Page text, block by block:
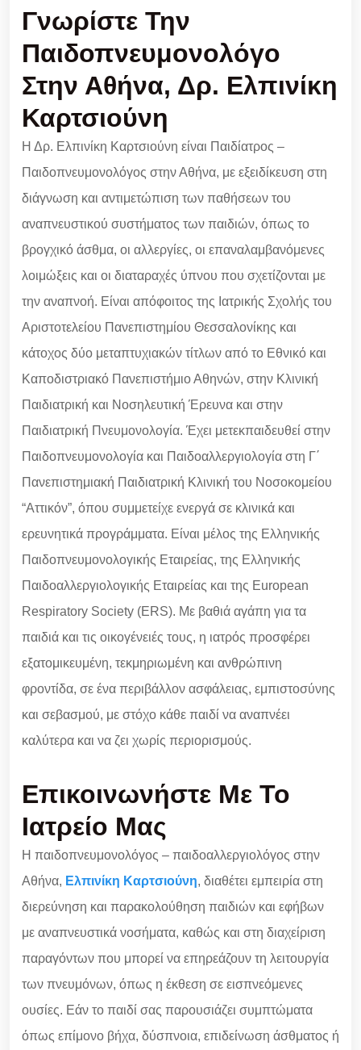
Γνωρίστε Την
Παιδοπνευμονολόγο
Στην Αθήνα, Δρ. Ελπινίκη
Καρτσιούνη
Η Δρ. Ελπινίκη Καρτσιούνη είναι Παιδίατρος –
Παιδοπνευμονολόγος στην Αθήνα, με εξειδίκευση στη
διάγνωση και αντιμετώπιση των παθήσεων του
αναπνευστικού συστήματος των παιδιών, όπως το
βρογχικό άσθμα, οι αλλεργίες, οι επαναλαμβανόμενες
λοιμώξεις και οι διαταραχές ύπνου που σχετίζονται με
την αναπνοή. Είναι απόφοιτος της Ιατρικής Σχολής του
Αριστοτελείου Πανεπιστημίου Θεσσαλονίκης και
κάτοχος δύο μεταπτυχιακών τίτλων από το Εθνικό και
Καποδιστριακό Πανεπιστήμιο Αθηνών, στην Κλινική
Παιδιατρική και Νοσηλευτική Έρευνα και στην
Παιδιατρική Πνευμονολογία. Έχει μετεκπαιδευθεί στην
Παιδοπνευμονολογία και Παιδοαλλεργιολογία στη Γ΄
Πανεπιστημιακή Παιδιατρική Κλινική του Νοσοκομείου
“Αττικόν”, όπου συμμετείχε ενεργά σε κλινικά και
ερευνητικά προγράμματα. Είναι μέλος της Ελληνικής
Παιδοπνευμονολογικής Εταιρείας, της Ελληνικής
Παιδοαλλεργιολογικής Εταιρείας και της European
Respiratory Society (ERS). Με βαθιά αγάπη για τα
παιδιά και τις οικογένειές τους, η ιατρός προσφέρει
εξατομικευμένη, τεκμηριωμένη και ανθρώπινη
φροντίδα, σε ένα περιβάλλον ασφάλειας, εμπιστοσύνης
και σεβασμού, με στόχο κάθε παιδί να αναπνέει
καλύτερα και να ζει χωρίς περιορισμούς.
Επικοινωνήστε Με Το
Ιατρείο Μας
Η παιδοπνευμονολόγος – παιδοαλλεργιολόγος στην
Αθήνα, Ελπινίκη Καρτσιούνη, διαθέτει εμπειρία στη
διερεύνηση και παρακολούθηση παιδιών και εφήβων
με αναπνευστικά νοσήματα, καθώς και στη διαχείριση
παραγόντων που μπορεί να επηρεάζουν τη λειτουργία
των πνευμόνων, όπως η έκθεση σε εισπνεόμενες
ουσίες. Εάν το παιδί σας παρουσιάζει συμπτώματα
όπως επίμονο βήχα, δύσπνοια, επιδείνωση άσθματος ή